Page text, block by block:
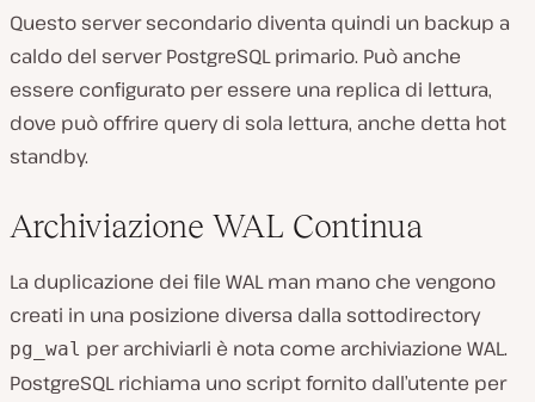
Questo server secondario diventa quindi un backup a
caldo del server PostgreSQL primario. Può anche
essere configurato per essere una replica di lettura,
dove può offrire query di sola lettura, anche detta hot
standby.
Archiviazione WAL Continua
La duplicazione dei file WAL man mano che vengono
creati in una posizione diversa dalla sottodirectory
pg_wal per archiviarli è nota come archiviazione WAL.
PostgreSQL richiama uno script fornito dall’utente per